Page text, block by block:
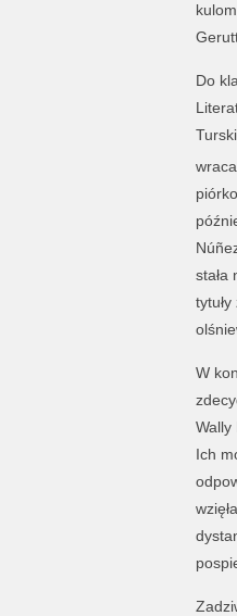
Do
stała
W
Wally
Ich